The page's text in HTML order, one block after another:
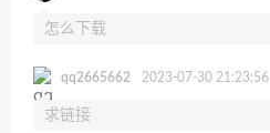
怎么下载
qq2665662 2023-07-30 21:23:56
求链接